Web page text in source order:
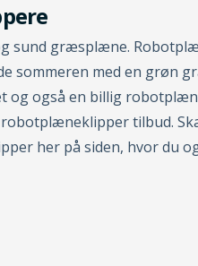
sund græsplæne.
sommeren med en
også en billig
robotplæneklipper tilbud.
her på siden, hvor du